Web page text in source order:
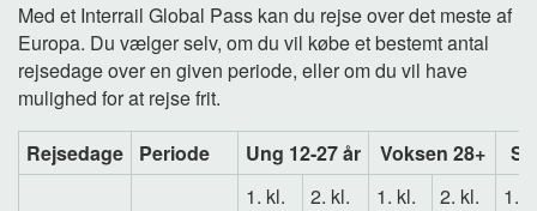
Med et Interrail Global Pass kan du rejse over det meste af
Europa. Du vælger selv, om du vil købe et bestemt antal
rejsedage over en given periode, eller om du vil have
mulighed for at rejse frit.
Rejsedage
Periode Ung 12-27 år Voksen 28+
1. kl.
2. kl. 1. kl. 2. kl.
1.